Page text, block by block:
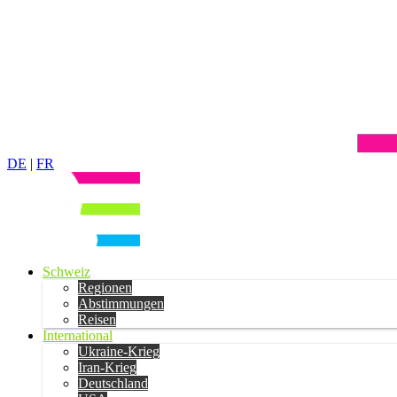
DE | FR
Schweiz
Regionen
Abstimmungen
Reisen
International
Ukraine-Krieg
Iran-Krieg
Deutschland